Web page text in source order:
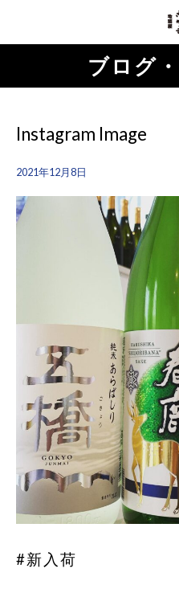
ブログ
Instagram Image
2021年12月8日
#新入荷